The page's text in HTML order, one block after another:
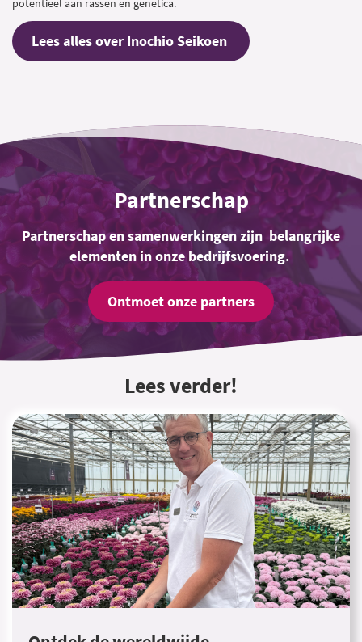
potentieel aan rassen en genetica.
Lees alles over Inochio Seikoen
Partnerschap
Partnerschap en samenwerkingen zijn belangrijke
elementen in onze bedrijfsvoering.
Ontmoet onze partners
Lees verder!